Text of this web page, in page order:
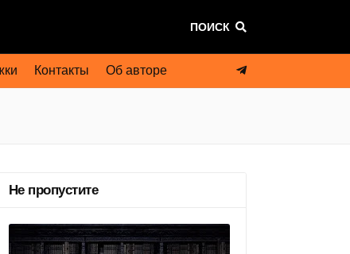
ПОИСК
Контакты Об авторе
Не пропустите